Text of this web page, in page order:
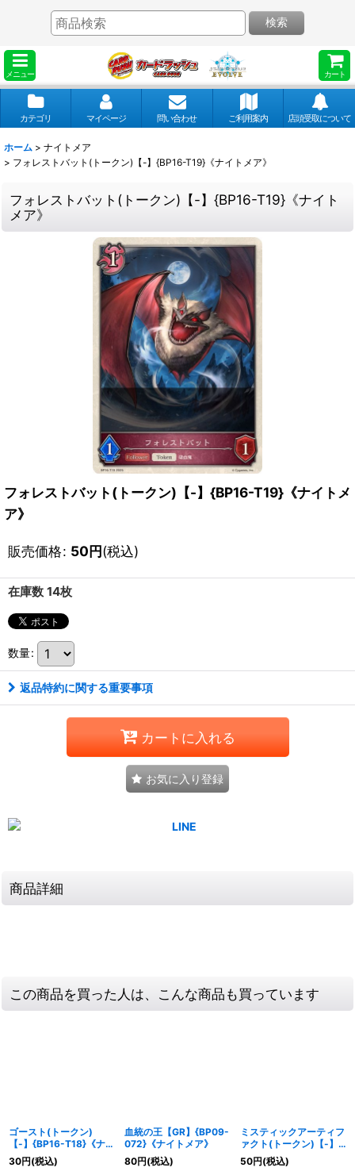
メニュー カート
検索
カテゴリ マイページ 問い合わせ ご利用案内 店頭受取について
ホーム > ナイトメア
> フォレストバット(トークン)【-】{BP16-T19}《ナイトメア》
フォレストバット(トークン)【-】{BP16-T19}《ナイト
メア》
フォレストバット(トークン)【-】{BP16-T19}《ナイトメ
ア》
販売価格: 50円(税込)
在庫数 14枚
数量:
返品特約に関する重要事項
カートに入れる
お気に入り登録
商品詳細
この商品を買った人は、こんな商品も買っています
ゴースト(トークン)
【-】{BP16-T18}《ナイ
トメア》
30円(税込)
血統の王【GR】{BP09-
072}《ナイトメア》
80円(税込)
ミスティックアーティフ
ァクト(トークン)【-】
{BP05-T05}《ニュート
ラル》
50円(税込)